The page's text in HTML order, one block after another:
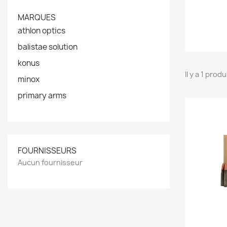
MARQUES
athlon optics
balistae solution
konus
minox
primary arms
FOURNISSEURS
Aucun fournisseur
Il y a 1